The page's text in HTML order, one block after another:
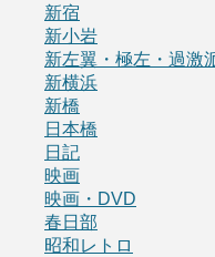
新宿
新小岩
新左翼・極左・過激
新横浜
新橋
日本橋
日記
映画
映画・DVD
春日部
昭和レトロ